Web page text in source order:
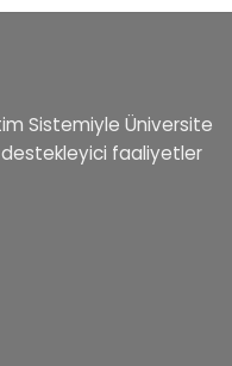
Sistemiyle Üniversite
destekleyici faaliyetler